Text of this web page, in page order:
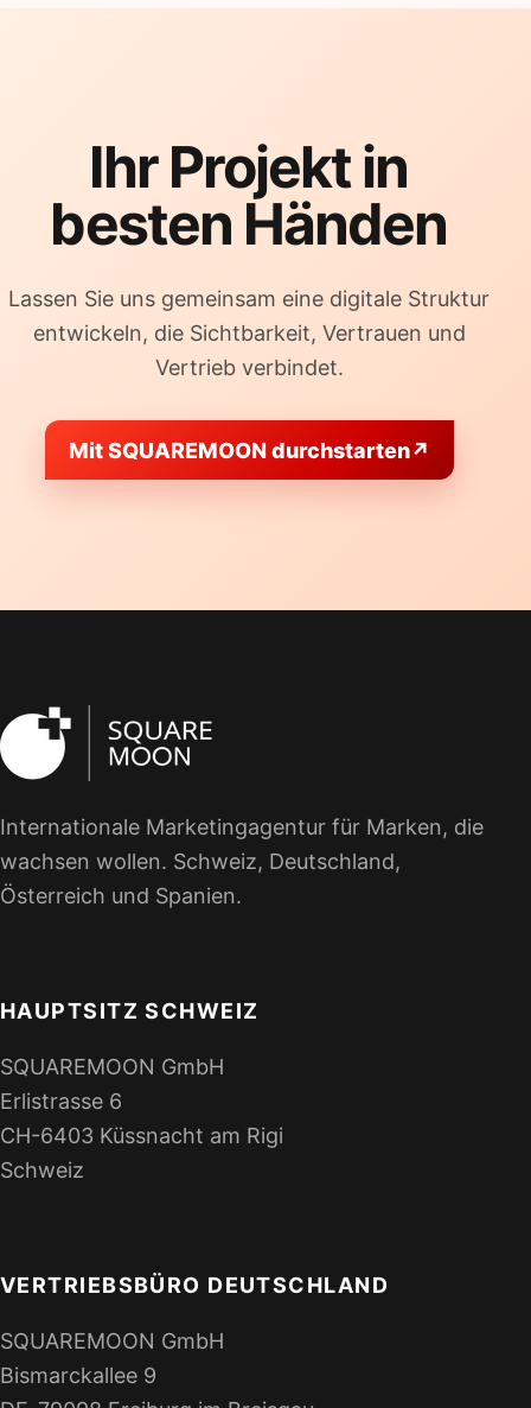
Ihr Projekt in
besten Händen
Lassen Sie uns gemeinsam eine digitale Struktur
entwickeln, die Sichtbarkeit, Vertrauen und
Vertrieb verbindet.
Mit SQUAREMOON durchstarten↗
Internationale Marketingagentur für Marken, die
wachsen wollen. Schweiz, Deutschland,
Österreich und Spanien.
HAUPTSITZ SCHWEIZ
SQUAREMOON GmbH
Erlistrasse 6
CH-6403 Küssnacht am Rigi
Schweiz
VERTRIEBSBÜRO DEUTSCHLAND
SQUAREMOON GmbH
Bismarckallee 9